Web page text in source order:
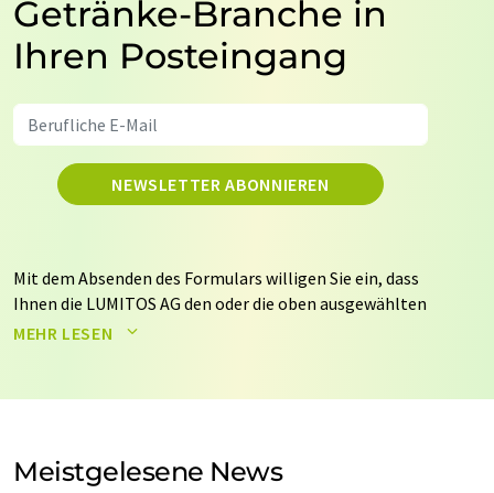
Getränke-Branche in
Ihren Posteingang
NEWSLETTER ABONNIEREN
Mit dem Absenden des Formulars willigen Sie ein, dass
Ihnen die LUMITOS AG den oder die oben ausgewählten
Newsletter per E-Mail zusendet. Ihre Daten werden
auf Basis unsererDatenschutzerklärung. LUMITOS darf
Meinungsforschung per E-Mail kontaktieren. Ihre
Einwilligung können Sie jederzeit ohne Angabe von
MEHR LESEN
Meistgelesene News